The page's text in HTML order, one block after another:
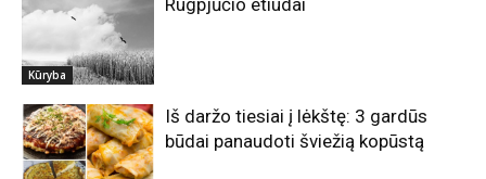
Kūryba
Iš daržo tiesiai į lėkštę: 3 gardūs
būdai panaudoti šviežią kopūstą